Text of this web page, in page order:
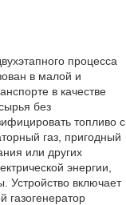
процесса
в малой и
в качестве
без
топливо с
газ, пригодный
или других
энергии,
Устройство включает
газогенератор